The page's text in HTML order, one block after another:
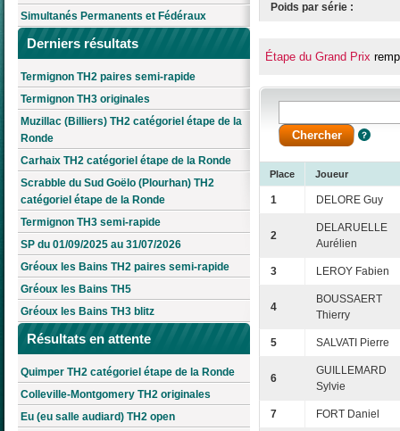
Simultanés Permanents et Fédéraux
Derniers résultats
Termignon TH2 paires semi-rapide
Termignon TH3 originales
Muzillac (Billiers) TH2 catégoriel étape de la
Ronde
Carhaix TH2 catégoriel étape de la Ronde
Scrabble du Sud Goëlo (Plourhan) TH2
catégoriel étape de la Ronde
Termignon TH3 semi-rapide
SP du 01/09/2025 au 31/07/2026
Gréoux les Bains TH2 paires semi-rapide
Gréoux les Bains TH5
Gréoux les Bains TH3 blitz
Résultats en attente
Quimper TH2 catégoriel étape de la Ronde
Colleville-Montgomery TH2 originales
Eu (eu salle audiard) TH2 open
Poids par série :
Étape du Grand Prix
Place Joueur
1 DELORE Guy
2
DELARUELLE
Aurélien
3 LEROY Fabien
4
BOUSSAERT
Thierry
5 SALVATI Pierre
6
GUILLEMARD
Sylvie
7 FORT Daniel